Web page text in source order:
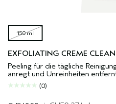
150 ml
EXFOLIATING CREME
Peeling für die tägliche
anregt und Unreinheiten
(0)